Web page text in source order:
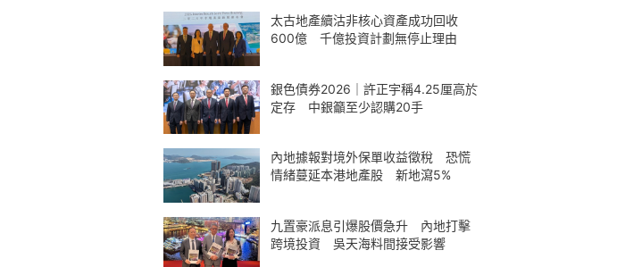
太古地產續沽非核心資產成功回收
600億 千億投資計劃無停止理由
銀色債券2026｜許正宇稱4.25厘高於
定存 中銀籲至少認購20手
內地據報對境外保單收益徵稅 恐慌
情緒蔓延本港地產股 新地瀉5%
九置豪派息引爆股價急升 內地打擊
跨境投資 吳天海料間接受影響